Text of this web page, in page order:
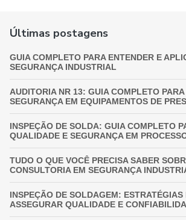
Últimas postagens
GUIA COMPLETO PARA ENTENDER E
SEGURANÇA INDUSTRIAL
AUDITORIA NR 13: GUIA COMPLETO
SEGURANÇA EM EQUIPAMENTOS DE
INSPEÇÃO DE SOLDA: GUIA COMPLETO
QUALIDADE E SEGURANÇA EM
TUDO O QUE VOCÊ PRECISA SABER
CONSULTORIA EM SEGURANÇA
INSPEÇÃO DE SOLDAGEM: ESTRATÉGIAS
ASSEGURAR QUALIDADE E